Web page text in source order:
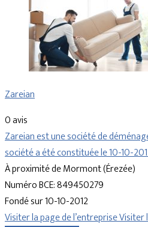
Zareian
0 avis
Zareian est une société de
société a été constituée le 10-10-
À proximité de Mormont (Érezée)
Numéro BCE: 849450279
Fondé sur 10-10-2012
Visiter la page de l’entrepriseVisiter